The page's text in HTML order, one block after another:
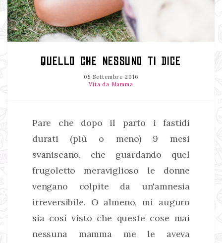
QUELLO CHE NESSUNO TI DICE
05 Settembre 2016
Vita da Mamma
Pare che dopo il parto i fastidi
durati (più o meno) 9 mesi
svaniscano, che guardando quel
frugoletto meraviglioso le donne
vengano colpite da un'amnesia
irreversibile. O almeno, mi auguro
sia così visto che queste cose mai
nessuna mamma me le aveva